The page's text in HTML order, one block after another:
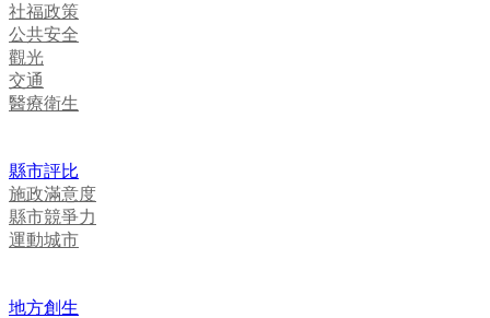
社福政策
公共安全
觀光
交通
醫療衛生
縣市評比
施政滿意度
縣市競爭力
運動城市
地方創生